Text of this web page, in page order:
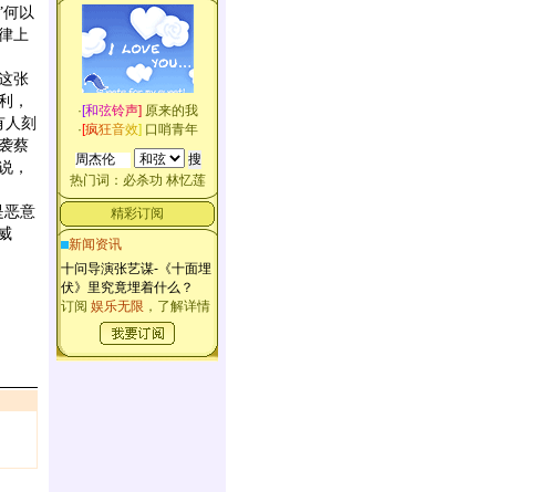
以
上
张
，
人刻
蔡
，
恶意
·[和弦铃声] 原来的我
·[疯狂音效] 口哨青年
热门词： 必杀功 林忆莲
精彩订阅
新闻资讯
十问导演张艺谋-《十面埋
伏》里究竟埋着什么？
订阅 娱乐无限 ，了解详情